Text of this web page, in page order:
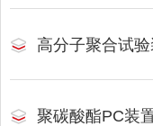
高分子聚合试
聚碳酸酯PC装